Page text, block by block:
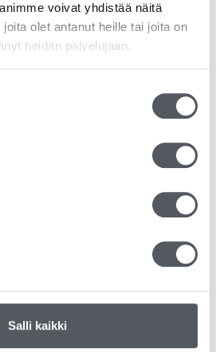
voivat yhdistää näitä
olet antanut heille tai joita on
heidän palvelujaan.
Salli kaikki
€ 6,77 € (alv 0%)
ostoskoriin